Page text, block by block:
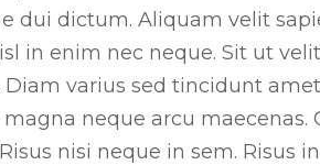
dui dictum. Aliquam velit
in enim nec neque. Sit ut
varius sed tincidunt
neque arcu
nisi neque in sem. Risus